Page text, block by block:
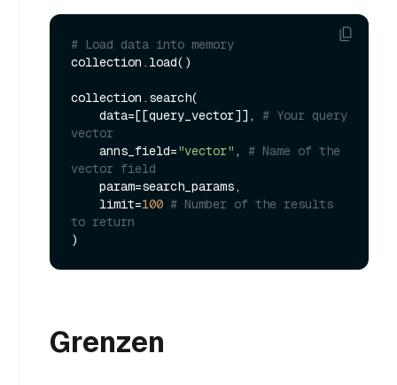
# Load data into memory
collection.load()
collection.search(
    data=[[query_vector]],
# Your query
vector
    anns_field=
"vector" , # Name of the
vector field
    limit=
100 # Number of the results
to return
Grenzen